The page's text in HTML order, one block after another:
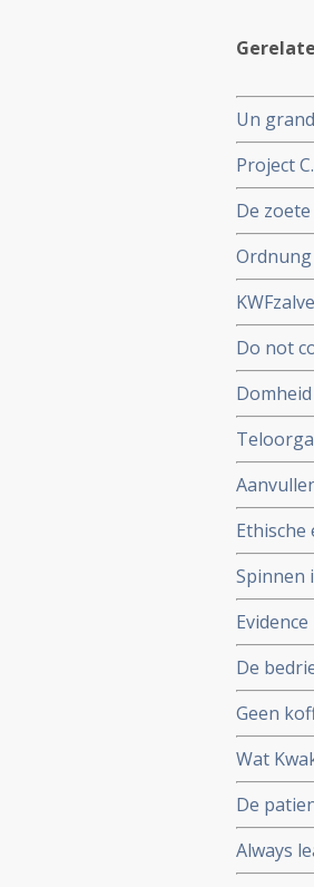
Un
nut van
Project
en de
De
Do not
over
drs.
Spinnen
De
over de
Geen
koffie -
Wat
De
van
Always
biologie